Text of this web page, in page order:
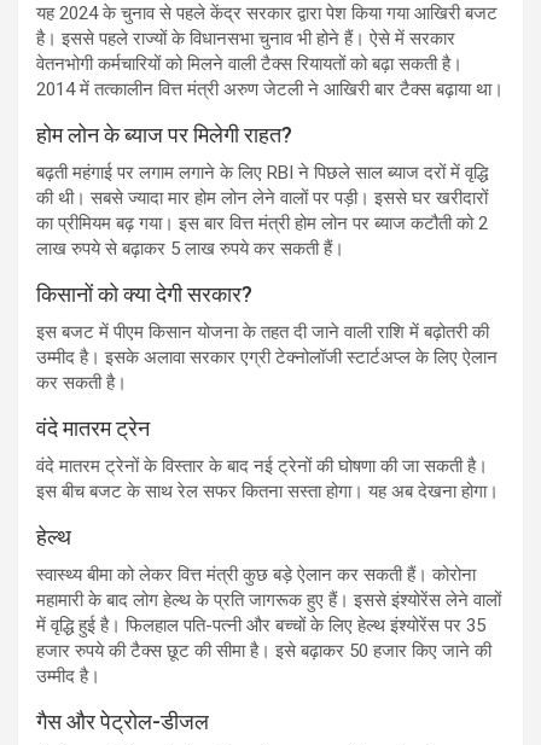
यह 2024 के चुनाव से पहले केंद्र सरकार द्वारा पेश किया गया आखिरी बजट
है। इससे पहले राज्यों के विधानसभा चुनाव भी होने हैं। ऐसे में सरकार
वेतनभोगी कर्मचारियों को मिलने वाली टैक्स रियायतों को बढ़ा सकती है।
2014 में तत्कालीन वित्त मंत्री अरुण जेटली ने आखिरी बार टैक्स बढ़ाया था।
होम लोन के ब्याज पर मिलेगी राहत?
बढ़ती महंगाई पर लगाम लगाने के लिए RBI ने पिछले साल ब्याज दरों में वृद्धि
की थी। सबसे ज्यादा मार होम लोन लेने वालों पर पड़ी। इससे घर खरीदारों
का प्रीमियम बढ़ गया। इस बार वित्त मंत्री होम लोन पर ब्याज कटौती को 2
लाख रुपये से बढ़ाकर 5 लाख रुपये कर सकती हैं।
किसानों को क्या देगी सरकार?
इस बजट में पीएम किसान योजना के तहत दी जाने वाली राशि में बढ़ोतरी की
उम्मीद है। इसके अलावा सरकार एग्री टेक्नोलॉजी स्टार्टअप्ल के लिए ऐलान
कर सकती है।
वंदे मातरम ट्रेन
वंदे मातरम ट्रेनों के विस्तार के बाद नई ट्रेनों की घोषणा की जा सकती है।
इस बीच बजट के साथ रेल सफर कितना सस्ता होगा। यह अब देखना होगा।
हेल्थ
स्वास्थ्य बीमा को लेकर वित्त मंत्री कुछ बड़े ऐलान कर सकती हैं। कोरोना
महामारी के बाद लोग हेल्थ के प्रति जागरूक हुए हैं। इससे इंश्योरेंस लेने वालों
में वृद्धि हुई है। फिलहाल पति-पत्नी और बच्चों के लिए हेल्थ इंश्योरेंस पर 35
हजार रुपये की टैक्स छूट की सीमा है। इसे बढ़ाकर 50 हजार किए जाने की
उम्मीद है।
गैस और पेट्रोल-डीजल